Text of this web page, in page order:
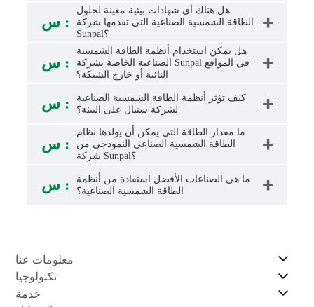
س :
هل هناك أي شهادات بيئية معينة لحلول
الطاقة الشمسية الصناعية التي تقدمها شركة
Sunpal؟
س :
هل يمكن استخدام أنظمة الطاقة الشمسية
الصناعية الخاصة بشركة Sunpal في المواقع
النائية أو خارج الشبكة؟
س :
كيف تؤثر أنظمة الطاقة الشمسية الصناعية
لشركة سنبال على البيئة؟
س :
ما مقدار الطاقة التي يمكن أن يولدها نظام
الطاقة الشمسية الصناعي النموذجي من
شركة Sunpal؟
س :
ما هي الصناعات الأفضل استفادة من أنظمة
الطاقة الشمسية الصناعية؟
معلومات عنا
تكنولوجيا
خدمة